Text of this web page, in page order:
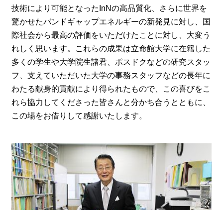
技術により可能となったInNの高品質化、さらに世界を
驚かせたバンドギャップエネルギーの新発見に対し、国
際社会から最高の評価をいただけたことに対し、大変う
れしく思います。これらの成果は立命館大学に在籍した
多くの学生や大学院生諸君、ポスドクなどの研究スタッ
フ、支えていただいた大学の事務スタッフなどの長年に
わたる献身的貢献により得られたもので、この喜びをこ
れら協力してくださった皆さんと分かち合うとともに、
この場をお借りして感謝いたします。